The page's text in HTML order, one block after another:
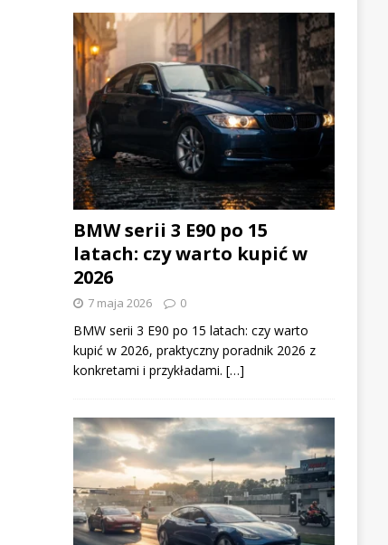
BMW serii 3 E90 po 15
latach: czy warto kupić w
2026
7 maja 2026 0
BMW serii 3 E90 po 15 latach: czy warto
kupić w 2026, praktyczny poradnik 2026 z
konkretami i przykładami. […]